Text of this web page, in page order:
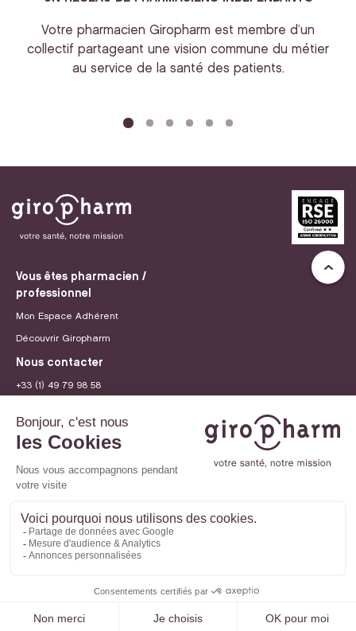
Votre pharmacien Giropharm est membre d’un
collectif partageant une vision commune du métier
au service de la santé des patients.
Vous êtes pharmacien /
professionnel
Mon Espace Adhérent
Découvrir Giropharm
Nous contacter
+33 (1) 49 79 98 58
Recrutement
Politique de confidentialité
Site internet créé par